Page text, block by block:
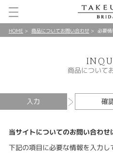
HOME 商品についてお問い合わせ 必要
商品について
入力 確
当サイトについてのお問い合わ
下記の項目に必要な情報を入力